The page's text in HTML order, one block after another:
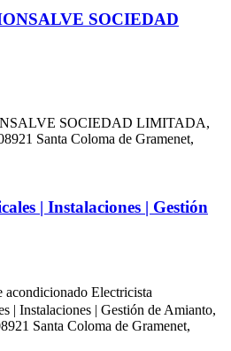
SOCIEDAD
SOCIEDAD LIMITADA,
Santa Coloma de Gramenet,
| Instalaciones | Gestión
acondicionado Electricista
| Instalaciones | Gestión de Amianto,
Santa Coloma de Gramenet,